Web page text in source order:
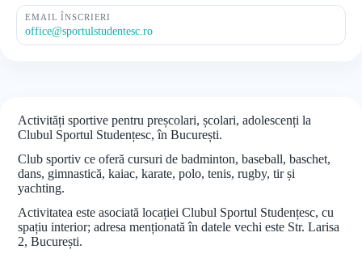
EMAIL ÎNSCRIERI
office@sportulstudentesc.ro
Activități sportive pentru preșcolari, școlari, adolescenți la
Clubul Sportul Studențesc, în București.
Club sportiv ce oferă cursuri de badminton, baseball, baschet,
dans, gimnastică, kaiac, karate, polo, tenis, rugby, tir și
yachting.
Activitatea este asociată locației Clubul Sportul Studențesc, cu
spațiu interior; adresa menționată în datele vechi este Str. Larisa
2, București.